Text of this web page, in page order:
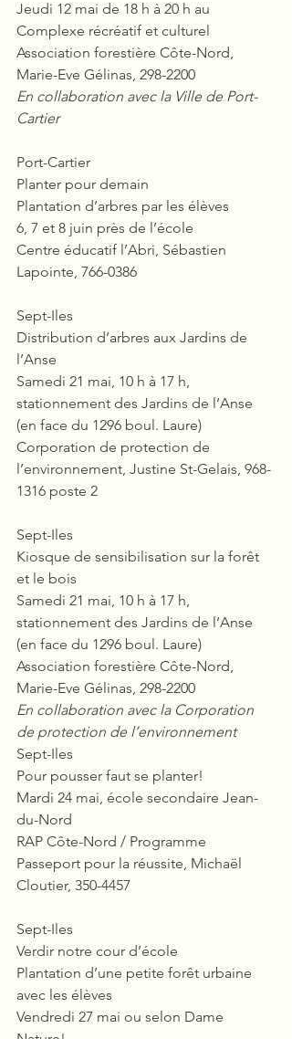
Jeudi 12 mai de 18 h à 20 h au
Complexe récréatif et culturel
Association forestière Côte-Nord,
Marie-Eve Gélinas, 298-2200
En collaboration avec la Ville de Port-
Cartier
Port-Cartier
Planter pour demain
Plantation d’arbres par les élèves
6, 7 et 8 juin près de l’école
Centre éducatif l’Abri, Sébastien
Lapointe, 766-0386
Sept-Iles
Distribution d’arbres aux Jardins de
l’Anse
Samedi 21 mai, 10 h à 17 h,
stationnement des Jardins de l’Anse
(en face du 1296 boul. Laure)
Corporation de protection de
l’environnement, Justine St-Gelais, 968-
1316 poste 2
Sept-Iles
Kiosque de sensibilisation sur la forêt
et le bois
Samedi 21 mai, 10 h à 17 h,
stationnement des Jardins de l’Anse
(en face du 1296 boul. Laure)
Association forestière Côte-Nord,
Marie-Eve Gélinas, 298-2200
En collaboration avec la Corporation
de protection de l’environnement
Sept-Iles
Pour pousser faut se planter!
Mardi 24 mai, école secondaire Jean-
du-Nord
RAP Côte-Nord / Programme
Passeport pour la réussite, Michaël
Cloutier, 350-4457
Sept-Iles
Verdir notre cour d’école
Plantation d’une petite forêt urbaine
avec les élèves
Vendredi 27 mai ou selon Dame